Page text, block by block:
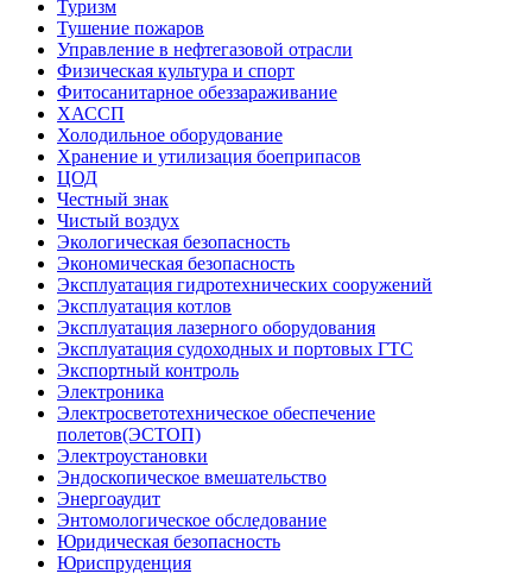
Туризм
Тушение пожаров
Управление в нефтегазовой отрасли
Физическая культура и спорт
Фитосанитарное обеззараживание
ХАССП
Холодильное оборудование
Хранение и утилизация боеприпасов
ЦОД
Честный знак
Чистый воздух
Экологическая безопасность
Экономическая безопасность
Эксплуатация гидротехнических сооружений
Эксплуатация котлов
Эксплуатация лазерного оборудования
Эксплуатация судоходных и портовых ГТС
Экспортный контроль
Электроника
Электросветотехническое обеспечение
полетов(ЭСТОП)
Электроустановки
Эндоскопическое вмешательство
Энергоаудит
Энтомологическое обследование
Юридическая безопасность
Юриспруденция